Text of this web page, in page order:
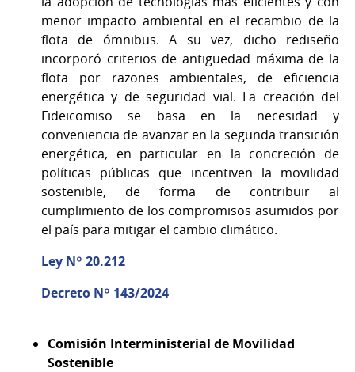
menor impacto ambiental en el recambio de la
flota de ómnibus. A su vez, dicho rediseño
incorporó criterios de antigüedad máxima de la
flota por razones ambientales, de eficiencia
energética y de seguridad vial. La creación del
Fideicomiso se basa en la necesidad y
conveniencia de avanzar en la segunda transición
energética, en particular en la concreción de
políticas públicas que incentiven la movilidad
sostenible, de forma de contribuir al
cumplimiento de los compromisos asumidos por
el país para mitigar el cambio climático.
Ley Nº 20.212
Decreto Nº 143/2024
Comisión Interministerial de Movilidad
Sostenible